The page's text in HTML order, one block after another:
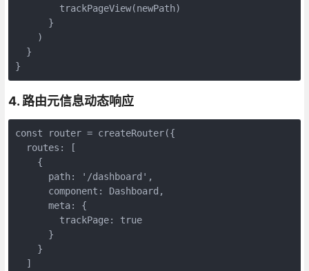
        trackPageView(newPath)
      }
    )
  }
}
4. 路由元信息动态响应
const router = createRouter({
  routes: [
    {
      path: '/dashboard',
      component: Dashboard,
      meta: {
        trackPage: true
      }
    }
  ]